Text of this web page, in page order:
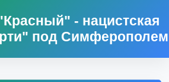
- нацистская
под Симферополем